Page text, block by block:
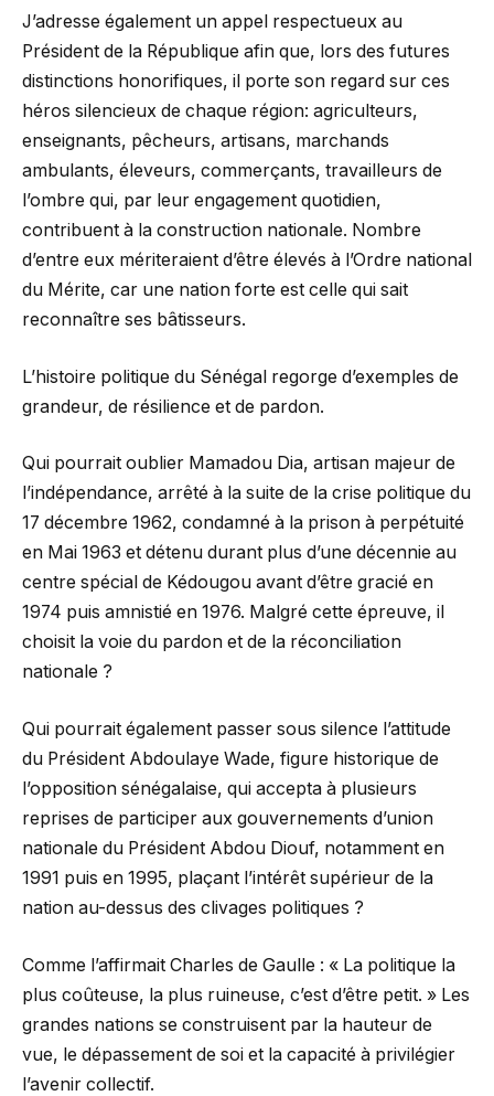
J’adresse également un appel respectueux au
Président de la République afin que, lors des futures
distinctions honorifiques, il porte son regard sur ces
héros silencieux de chaque région: agriculteurs,
enseignants, pêcheurs, artisans, marchands
ambulants, éleveurs, commerçants, travailleurs de
l’ombre qui, par leur engagement quotidien,
contribuent à la construction nationale. Nombre
d’entre eux mériteraient d’être élevés à l’Ordre national
du Mérite, car une nation forte est celle qui sait
reconnaître ses bâtisseurs.
L’histoire politique du Sénégal regorge d’exemples de
grandeur, de résilience et de pardon.
Qui pourrait oublier Mamadou Dia, artisan majeur de
l’indépendance, arrêté à la suite de la crise politique du
17 décembre 1962, condamné à la prison à perpétuité
en Mai 1963 et détenu durant plus d’une décennie au
centre spécial de Kédougou avant d’être gracié en
1974 puis amnistié en 1976. Malgré cette épreuve, il
choisit la voie du pardon et de la réconciliation
nationale ?
Qui pourrait également passer sous silence l’attitude
du Président Abdoulaye Wade, figure historique de
l’opposition sénégalaise, qui accepta à plusieurs
reprises de participer aux gouvernements d’union
nationale du Président Abdou Diouf, notamment en
1991 puis en 1995, plaçant l’intérêt supérieur de la
nation au-dessus des clivages politiques ?
Comme l’affirmait Charles de Gaulle : « La politique la
plus coûteuse, la plus ruineuse, c’est d’être petit. » Les
grandes nations se construisent par la hauteur de
vue, le dépassement de soi et la capacité à privilégier
l’avenir collectif.